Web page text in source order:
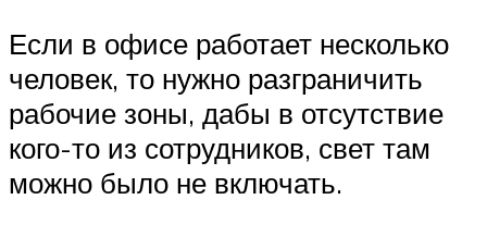
Если в офисе работает несколько
человек, то нужно разграничить
рабочие зоны, дабы в отсутствие
кого-то из сотрудников, свет там
можно было не включать.